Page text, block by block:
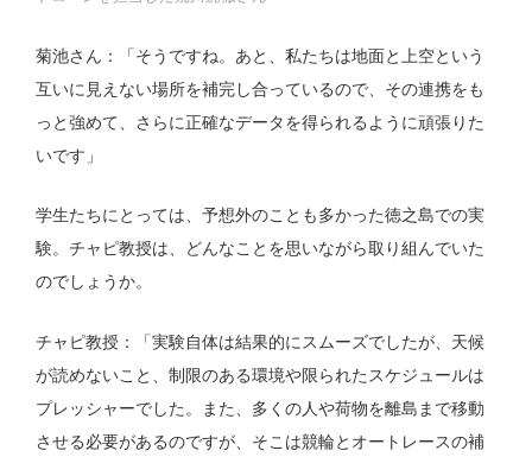
菊池さん：「そうですね。あと、私たちは地面と上空という
互いに見えない場所を補完し合っているので、その連携をも
っと強めて、さらに正確なデータを得られるように頑張りた
いです」
学生たちにとっては、予想外のことも多かった徳之島での実
験。チャピ教授は、どんなことを思いながら取り組んでいた
のでしょうか。
チャピ教授：「実験自体は結果的にスムーズでしたが、天候
が読めないこと、制限のある環境や限られたスケジュールは
プレッシャーでした。また、多くの人や荷物を離島まで移動
させる必要があるのですが、そこは競輪とオートレースの補